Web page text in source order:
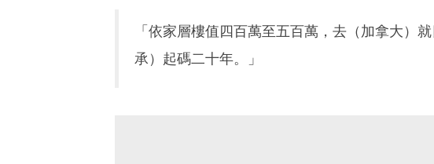
「依家層樓值四百萬至五百萬，去（加拿大）
承）起碼二十年。」